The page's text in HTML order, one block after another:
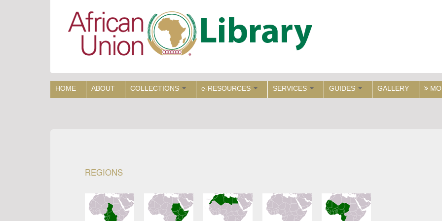
HOME ABOUT COLLECTIONS e-RESOURCES SERVICES GUIDES GALLERY
REGIONS